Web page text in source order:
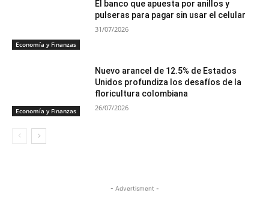
Economía y Finanzas
El banco que apuesta por anillos y
pulseras para pagar sin usar el celular
31/07/2026
Economía y Finanzas
Nuevo arancel de 12.5% de Estados
Unidos profundiza los desafíos de la
floricultura colombiana
26/07/2026
- Advertisment -